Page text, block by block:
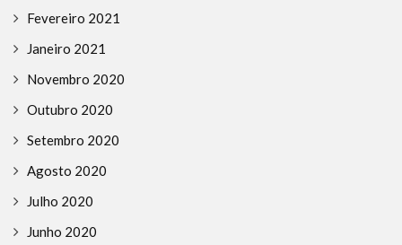
Fevereiro 2021
Janeiro 2021
Novembro 2020
Outubro 2020
Setembro 2020
Agosto 2020
Julho 2020
Junho 2020